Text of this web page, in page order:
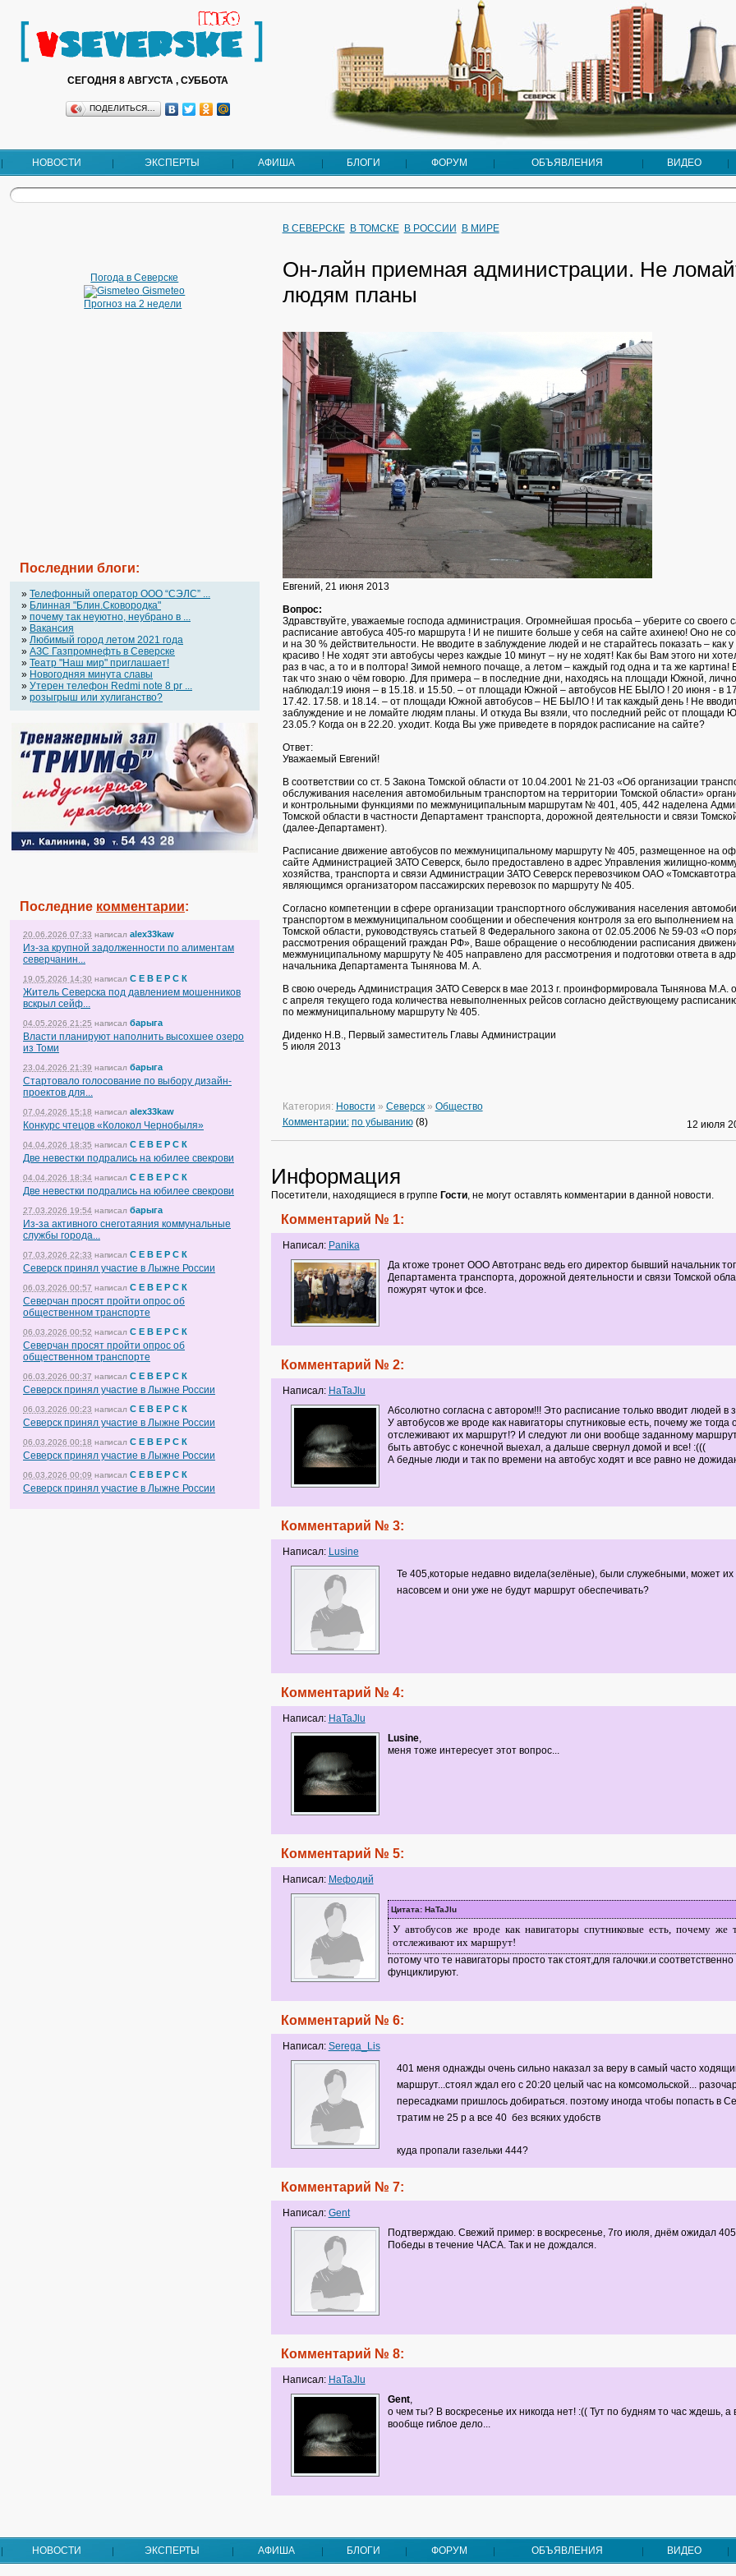
СЕГОДНЯ 8 АВГУСТА , СУББОТА
ПОДЕЛИТЬСЯ…
НОВОСТИ ЭКСПЕРТЫ АФИША БЛОГИ ФОРУМ ОБЪЯВЛЕНИЯ ВИДЕО
Погода в Северске
Gismeteo
Прогноз на 2 недели
Последнии блоги:
» Телефонный оператор OOO “СЭЛС” ...
» Блинная "Блин.Сковородка"
» почему так неуютно, неубрано в ...
» Вакансия
» Любимый город летом 2021 года
» АЗС Газпромнефть в Северске
» Театр "Наш мир" приглашает!
» Новогодняя минута славы
» Утерен телефон Redmi note 8 pr ...
» розыгрыш или хулиганство?
Последние комментарии:
20.06.2026 07:33 написал alex33kaw
Из-за крупной задолженности по алиментам
северчанин...
19.05.2026 14:30 написал С Е В Е Р С К
Житель Северска под давлением мошенников
вскрыл сейф...
04.05.2026 21:25 написал барыга
Власти планируют наполнить высохшее озеро
из Томи
23.04.2026 21:39 написал барыга
Стартовало голосование по выбору дизайн-
проектов для...
07.04.2026 15:18 написал alex33kaw
Конкурс чтецов «Колокол Чернобыля»
04.04.2026 18:35 написал С Е В Е Р С К
Две невестки подрались на юбилее свекрови
04.04.2026 18:34 написал С Е В Е Р С К
Две невестки подрались на юбилее свекрови
27.03.2026 19:54 написал барыга
Из-за активного снеготаяния коммунальные
службы города...
07.03.2026 22:33 написал С Е В Е Р С К
Северск принял участие в Лыжне России
06.03.2026 00:57 написал С Е В Е Р С К
Северчан просят пройти опрос об
общественном транспорте
06.03.2026 00:52 написал С Е В Е Р С К
Северчан просят пройти опрос об
общественном транспорте
06.03.2026 00:37 написал С Е В Е Р С К
Северск принял участие в Лыжне России
06.03.2026 00:23 написал С Е В Е Р С К
Северск принял участие в Лыжне России
06.03.2026 00:18 написал С Е В Е Р С К
Северск принял участие в Лыжне России
06.03.2026 00:09 написал С Е В Е Р С К
Северск принял участие в Лыжне России
В СЕВЕРСКЕ В ТОМСКЕ В РОССИИ В МИРЕ
Он-лайн приемная администрации. Не
людям планы
Евгений, 21 июня 2013
Вопрос:
Здравствуйте, уважаемые господа администрация. Огромнейшая просьба – уберите со своего
расписание автобуса 405-го маршрута ! И не пишите больше у себя на сайте ахинею! Оно не
и на 30 % действительности. Не вводите в заблуждение людей и не старайтесь показать – как у
красиво ! Не ходят эти автобусы через каждые 10 минут – ну не ходят! Как бы Вам этого ни
раз в час, а то и в полтора! Зимой немного почаще, а летом – каждый год одна и та же картина!
так что знаю о чём говорю. Для примера – в последние дни, находясь на площади Южной,
наблюдал:19 июня – в 15.18. и 15.50. – от площади Южной – автобусов НЕ БЫЛО ! 20 июня - в
17.42. 17.58. и 18.14. – от площади Южной автобусов – НЕ БЫЛО ! И так каждый день ! Не
заблуждение и не ломайте людям планы. И откуда Вы взяли, что последний рейс от площади
23.05.? Когда он в 22.20. уходит. Когда Вы уже приведете в порядок расписание на сайте?
Ответ:
Уважаемый Евгений!
В соответствии со ст. 5 Закона Томской области от 10.04.2001 № 21-03 «Об организации
обслуживания населения автомобильным транспортом на территории Томской области»
и контрольными функциями по межмуниципальным маршрутам № 401, 405, 442 наделена
Томской области в частности Департамент транспорта, дорожной деятельности и связи
(далее-Департамент).
Расписание движение автобусов по межмуниципальному маршруту № 405, размещенное на
сайте Администрацией ЗАТО Северск, было предоставлено в адрес Управления жилищно-
хозяйства, транспорта и связи Администрации ЗАТО Северск перевозчиком ОАО
являющимся организатором пассажирских перевозок по маршруту № 405.
Согласно компетенции в сфере организации транспортного обслуживания населения
транспортом в межмуниципальном сообщении и обеспечения контроля за его выполнением на
Томской области, руководствуясь статьей 8 Федерального закона от 02.05.2006 № 59-03 «О
рассмотрения обращений граждан РФ», Ваше обращение о несоблюдении расписания
межмуниципальному маршруту № 405 направлено для рассмотрения и подготовки ответа в
начальника Департамента Тынянова М. А.
В свою очередь Администрация ЗАТО Северск в мае 2013 г. проинформировала Тынянова М.А.
с апреля текущего года количества невыполненных рейсов согласно действующему
по межмуниципальному маршруту № 405.
Диденко Н.В., Первый заместитель Главы Администрации
5 июля 2013
Категория: Новости » Северск» Общество
Комментарии: по убыванию(8) 12 июля
Информация
Посетители, находящиеся в группе Гости, не могут оставлять комментарии в данной новости.
Комментарий № 1:
Написал: Panika
Да ктоже тронет ООО Автотранс ведь его директор бывший начальник
Департамента транспорта, дорожной деятельности и связи Томской
пожурят чуток и фсе.
Комментарий № 2:
Написал: HaTaJlu
Абсолютно согласна с автором!!! Это расписание только вводит людей в
У автобусов же вроде как навигаторы спутниковые есть, почему же тогда
отслеживают их маршрут!? И следуют ли они вообще заданному
быть автобус с конечной выехал, а дальше свернул домой и все! :(((
А бедные люди и так по времени на автобус ходят и все равно не
Комментарий № 3:
Написал: Lusine
Те 405,которые недавно видела(зелёные), были служебными, может их
насовсем и они уже не будут маршрут обеспечивать?
Комментарий № 4:
Написал: HaTaJlu
Lusine,
меня тоже интересует этот вопрос...
Комментарий № 5:
Написал: Мефодий
Цитата: HaTaJlu
У автобусов же вроде как навигаторы спутниковые есть, почему же
отслеживают их маршрут!
потому что те навигаторы просто так стоят,для галочки.и соответственно
фунциклируют.
Комментарий № 6:
Написал: Serega_Lis
401 меня однажды очень сильно наказал за веру в самый часто
маршрут...стоял ждал его с 20:20 целый час на комсомольской...
пересадками пришлось добираться. поэтому иногда чтобы попасть в
тратим не 25 р а все 40 без всяких удобств
куда пропали газельки 444?
Комментарий № 7:
Написал: Gent
Подтверждаю. Свежий пример: в воскресенье, 7го июля, днём ожидал
Победы в течение ЧАСА. Так и не дождался.
Комментарий № 8:
Написал: HaTaJlu
Gent,
о чем ты? В воскресенье их никогда нет! :(( Тут по будням то час ждешь, а
вообще гиблое дело...
НОВОСТИ ЭКСПЕРТЫ АФИША БЛОГИ ФОРУМ ОБЪЯВЛЕНИЯ ВИДЕО